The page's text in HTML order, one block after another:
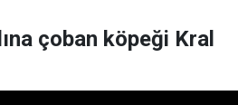
çoban köpeği Kral